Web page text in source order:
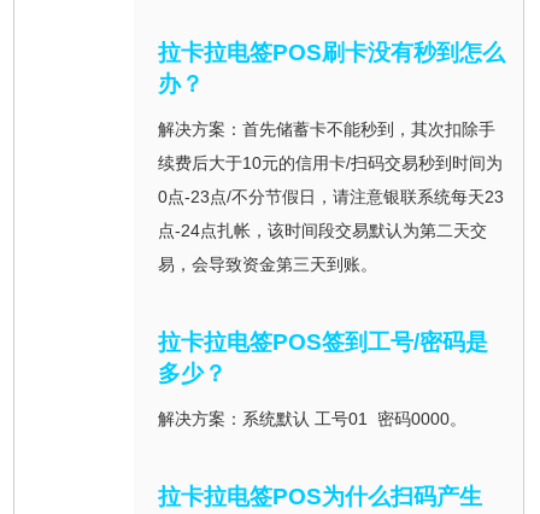
拉卡拉电签POS刷卡没有秒到怎么
办？
解决方案：首先储蓄卡不能秒到，其次扣除手
续费后大于10元的信用卡/扫码交易秒到时间为
0点-23点/不分节假日，请注意银联系统每天23
点-24点扎帐，该时间段交易默认为第二天交
易，会导致资金第三天到账。
拉卡拉电签POS签到工号/密码是
多少？
解决方案：系统默认 工号01 密码0000。
拉卡拉电签POS为什么扫码产生